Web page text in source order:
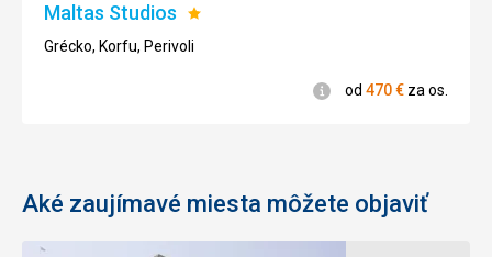
Maltas Studios Hodnotenie:
1/5
Grécko, Korfu, Perivoli
Informácie
od 470€ za os.
Aké zaujímavé miesta môžete objaviť